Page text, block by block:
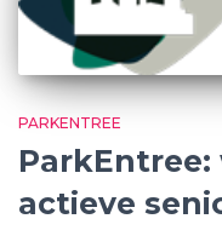
PARKENTREE
actieve